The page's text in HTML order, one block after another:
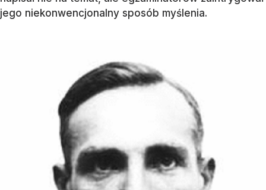
jego niekonwencjonalny sposób myślenia.